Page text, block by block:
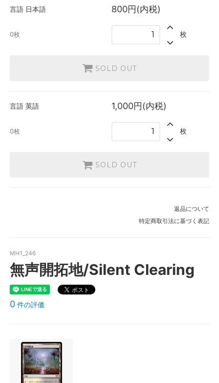
0枚
言語 日本語 800円(内税)
0枚 枚
SOLD OUT
言語 英語 1,000円(内税)
0枚 枚
SOLD OUT
返品について
特定商取引法に基づく表記
MH1_246
無声開拓地/Silent Clearing
0 件の評価